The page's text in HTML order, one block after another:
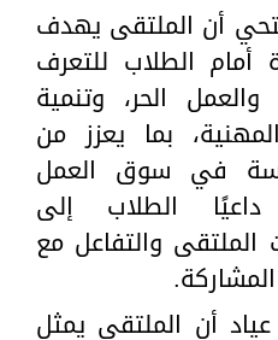
أن الملتقى يهدف
الطلاب للتعرف
الحر، وتنمية
بما يعزز من
في سوق العمل
داعيًا الطلاب إلى
الملتقى والتفاعل مع
أن الملتقى يمثل